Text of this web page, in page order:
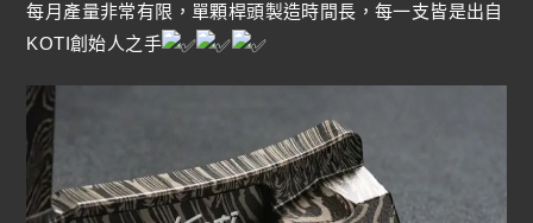
每月產量非常有限，單顆桿頭製造時間長，每一支皆是出自
KOTI創始人之手